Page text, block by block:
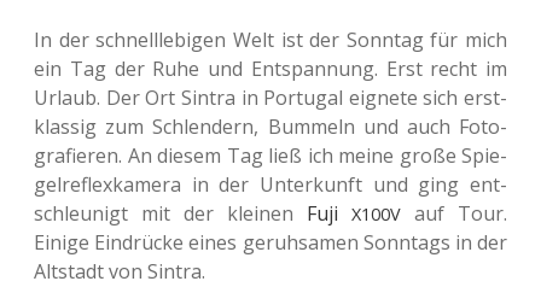
In der schnell­le­bi­gen Welt ist der Sonn­tag für mich
ein Tag der Ruhe und Ent­span­nung. Erst recht im
Urlaub. Der Ort Sintra in Por­tu­gal eig­ne­te sich erst­
klas­sig zum Schlen­dern, Bum­meln und auch Foto­
gra­fie­ren. An diesem Tag ließ ich meine große Spie­
gel­re­flex­ka­me­ra in der Unter­kunft und ging ent­
schleu­nigt mit der klei­nen Fuji X100V auf Tour.
Einige Ein­drü­cke eines geruh­sa­men Sonn­tags in der
Alt­stadt von Sintra.